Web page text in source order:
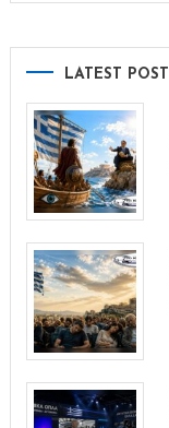
LATEST POST